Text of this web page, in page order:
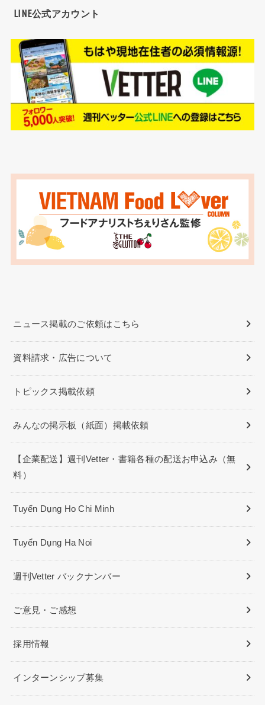
LINE公式アカウント
ニュース掲載のご依頼はこちら
資料請求・広告について
トピックス掲載依頼
みんなの掲示板（紙面）掲載依頼
【企業配送】週刊Vetter・書籍各種の配送お申込み（無
料）
Tuyển Dụng Ho Chi Minh
Tuyển Dụng Ha Noi
週刊Vetter バックナンバー
ご意見・ご感想
採用情報
インターンシップ募集